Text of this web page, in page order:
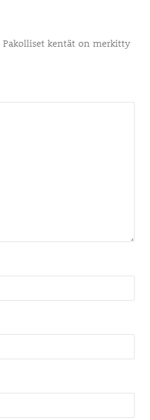
Pakolliset kentät on merkitty